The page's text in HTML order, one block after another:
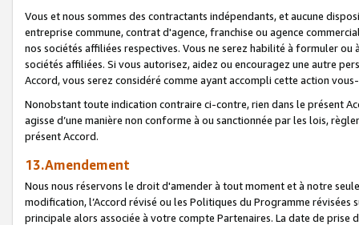
Vous et nous sommes des contractants indépendants, et aucune
entreprise commune, contrat d'agence, franchise ou agence
nos sociétés affiliées respectives. Vous ne serez habilité à formuler
sociétés affiliées. Si vous autorisez, aidez ou encouragez une autre
Accord, vous serez considéré comme ayant accompli cette action
Nonobstant toute indication contraire ci-contre, rien dans le présent
agisse d’une manière non conforme à ou sanctionnée par les lois,
présent Accord.
13.Amendement
Nous nous réservons le droit d'amender à tout moment et à notre
modification, l’Accord révisé ou les Politiques du Programme
principale alors associée à votre compte Partenaires. La date de